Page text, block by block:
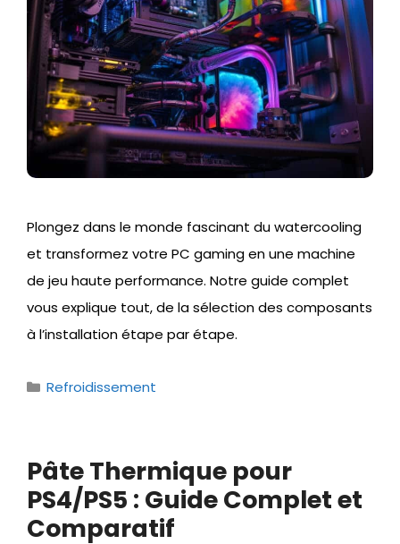
Plongez dans le monde fascinant du watercooling
et transformez votre PC gaming en une machine
de jeu haute performance. Notre guide complet
vous explique tout, de la sélection des composants
à l’installation étape par étape.
Catégories
Refroidissement
Pâte Thermique pour
PS4/PS5 : Guide Complet et
Comparatif